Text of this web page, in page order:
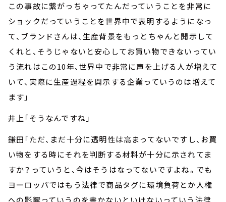
この事故に繋がっちゃってたんだっていうことを非常に
ショックだっていうことを世界中で表明するようになっ
て、ブランドさんは、生産背景をもっとちゃんと開示して
くれと、そうじゃないと安心してお買い物できないってい
う流れはこの10年、世界中で非常に声を上げる人が増えて
いて、実際に生産過程を開示する企業っていうのは増えて
ます」
井上「そうなんですね」
鎌田「ただ、まだ十分に透明性は高まってないですし、お買
い物をする時にそれを判断する材料が十分に示されてま
すか？っていうと、今はそうはなってないですよね。でも
ヨーロッパではもう法律で商品タグに環境負荷とか人権